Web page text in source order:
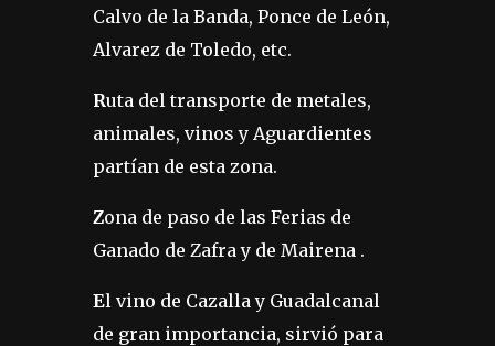
Calvo de la Banda, Ponce de León,
Alvarez de Toledo, etc.
Ruta del transporte de metales,
animales, vinos y Aguardientes
partían de esta zona.
Zona de paso de las Ferias de
Ganado de Zafra y de Mairena .
El vino de Cazalla y Guadalcanal
de gran importancia, sirvió para